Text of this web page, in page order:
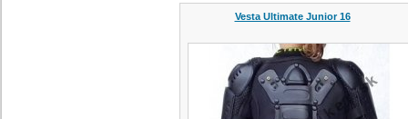
Vesta Ultimate Junior 16